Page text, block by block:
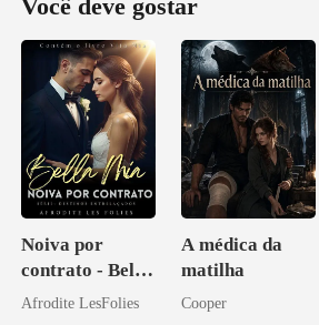
Você deve gostar
Noiva por
contrato - Bella
Mia
Afrodite LesFolies
A médica da
matilha
Cooper